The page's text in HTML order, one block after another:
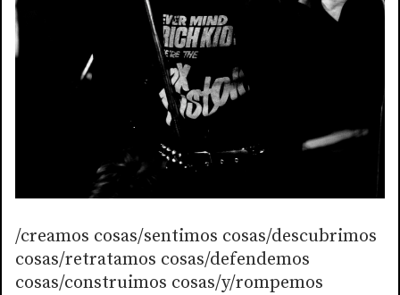
/creamos cosas/sentimos cosas/descubrimos
cosas/retratamos cosas/defendemos
cosas/construimos cosas/y/rompemos